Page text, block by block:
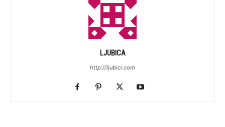
LJUBICA
http://ljubici.com